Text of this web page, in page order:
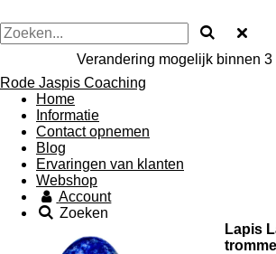
Verandering mogelijk binnen 3
Rode Jaspis Coaching
Home
Informatie
Contact opnemen
Blog
Ervaringen van klanten
Webshop
Account
Zoeken
Lapis